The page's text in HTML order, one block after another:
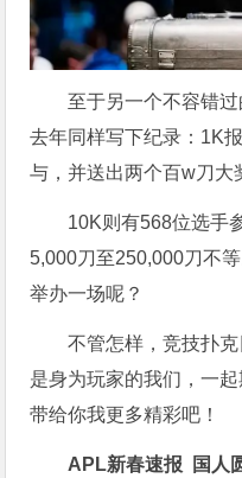
至于另一个不容错
去年同样写下纪录：1K
与，并送出两个百w刀大
10K则有568位选手
5,000刀至250,000刀不
举办一场呢？
不管怎样，竞技扑
是身为玩家的我们，一
带给你我更多精彩吧！
APL新春速报 国人